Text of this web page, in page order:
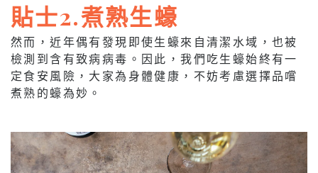
貼士2.煮熟生蠔
然而，近年偶有發現即使生蠔來自清潔水域，也被
檢測到含有致病病毒。因此，我們吃生蠔始終有一
定食安風險，大家為身體健康，不妨考慮選擇品嚐
煮熟的蠔為妙。